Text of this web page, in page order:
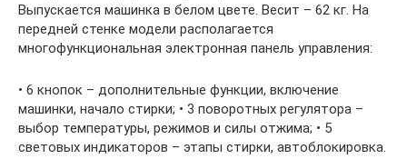
Выпускается машинка в белом цвете. Весит – 62 кг. На
передней стенке модели располагается
многофункциональная электронная панель управления:
• 6 кнопок – дополнительные функции, включение
машинки, начало стирки; • 3 поворотных регулятора –
выбор температуры, режимов и силы отжима; • 5
световых индикаторов – этапы стирки, автоблокировка.